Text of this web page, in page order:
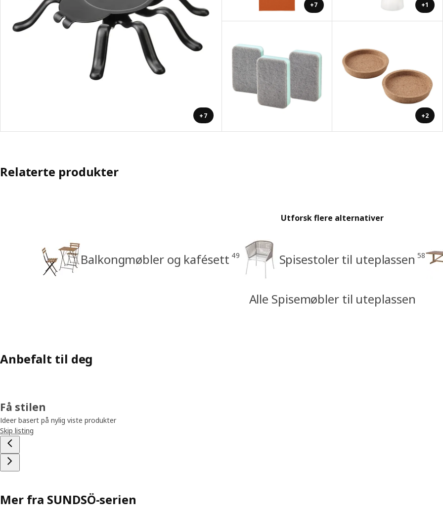
+7
+7 +1
+2
Relaterte produkter
Utforsk flere alternativer
Balkongmøbler og kafésett 49 Spisestoler til uteplassen 58
Alle Spisemøbler til uteplassen
Anbefalt til deg
Få stilen
Ideer basert på nylig viste produkter
Skip listing
Mer fra SUNDSÖ-serien